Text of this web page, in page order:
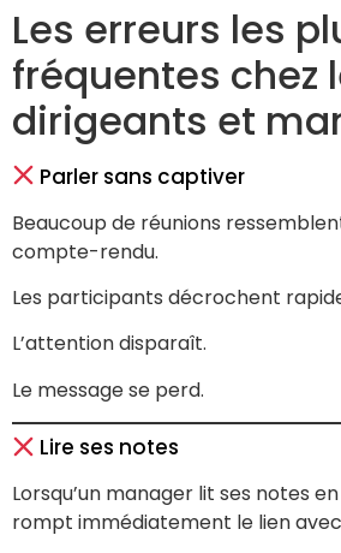
Les erreurs les
fréquentes chez
dirigeants et
Parler sans captiver
Beaucoup de réunions
compte-rendu.
Les participants décrochent
L’attention disparaît.
Le message se perd.
Lire ses notes
Lorsqu’un manager lit ses notes
rompt immédiatement le lien